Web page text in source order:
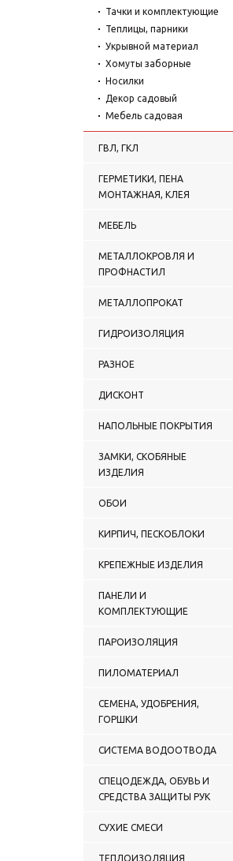
Тачки и комплектующие
Теплицы, парники
Укрывной материал
Хомуты заборные
Носилки
Декор садовый
Мебель садовая
ГВЛ, ГКЛ
ГЕРМЕТИКИ, ПЕНА
МОНТАЖНАЯ, КЛЕЯ
МЕБЕЛЬ
МЕТАЛЛОКРОВЛЯ И
ПРОФНАСТИЛ
МЕТАЛЛОПРОКАТ
ГИДРОИЗОЛЯЦИЯ
РАЗНОЕ
ДИСКОНТ
НАПОЛЬНЫЕ ПОКРЫТИЯ
ЗАМКИ, СКОБЯНЫЕ
ИЗДЕЛИЯ
ОБОИ
КИРПИЧ, ПЕСКОБЛОКИ
КРЕПЕЖНЫЕ ИЗДЕЛИЯ
ПАНЕЛИ И
КОМПЛЕКТУЮЩИЕ
ПАРОИЗОЛЯЦИЯ
ПИЛОМАТЕРИАЛ
СЕМЕНА, УДОБРЕНИЯ,
ГОРШКИ
СИСТЕМА ВОДООТВОДА
СПЕЦОДЕЖДА, ОБУВЬ И
СРЕДСТВА ЗАЩИТЫ РУК
СУХИЕ СМЕСИ
ТЕПЛОИЗОЛЯЦИЯ